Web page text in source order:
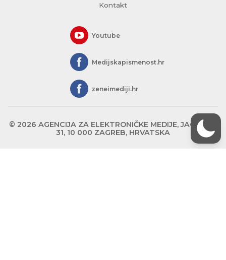
Kontakt
Youtube
Medijskapismenost.hr
zeneimediji.hr
© 2026 AGENCIJA ZA ELEKTRONIČKE MEDIJE, JAGIĆEVA
31, 10 000 ZAGREB, HRVATSKA